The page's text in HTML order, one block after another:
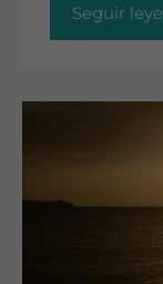
Seguir